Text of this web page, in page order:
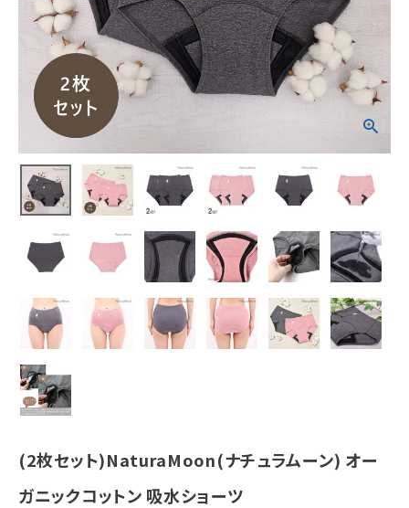
9,405 (税込)
ホーム
新商品
カテゴリーから探す
美容・コスメ・香水
衛生用品
日用品雑貨
フェムケア
インナー・下着・ナイトウェア
キッチン用品
(2枚セット)NaturaMoon(ナチュラムーン) オー
ガニックコットン 吸水ショーツ